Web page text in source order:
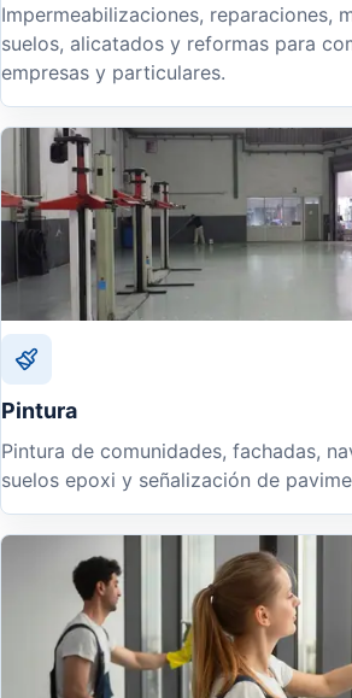
Impermeabilizaciones, reparaciones,
suelos, alicatados y reformas para
empresas y particulares.
Pintura
Pintura de comunidades, fachadas,
suelos epoxi y señalización de